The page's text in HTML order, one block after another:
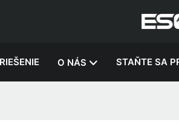
RIEŠENIE O NÁS STAŇTE SA